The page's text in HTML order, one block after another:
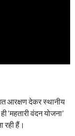
आरक्षण देकर स्थानीय
‘महतारी वंदन योजना’
हैं।